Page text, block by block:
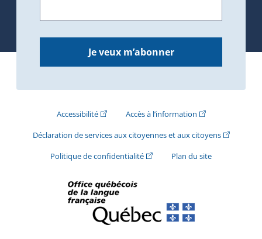
Je veux m’abonner
Accessibilité(Cet hyperlien externe s'ouvrira dans une
Accès à l’information(Cet hyperlien
Déclaration de services aux citoyennes et aux citoyens(Cet
Politique de confidentialité(Cet hyperlien externe s'ouvrira
Plan du site